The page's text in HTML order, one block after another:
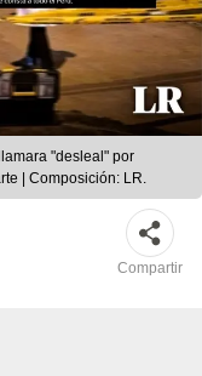
"desleal" por
| Composición: LR.
Compartir